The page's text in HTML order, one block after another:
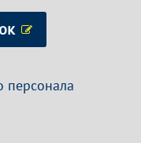
персонала